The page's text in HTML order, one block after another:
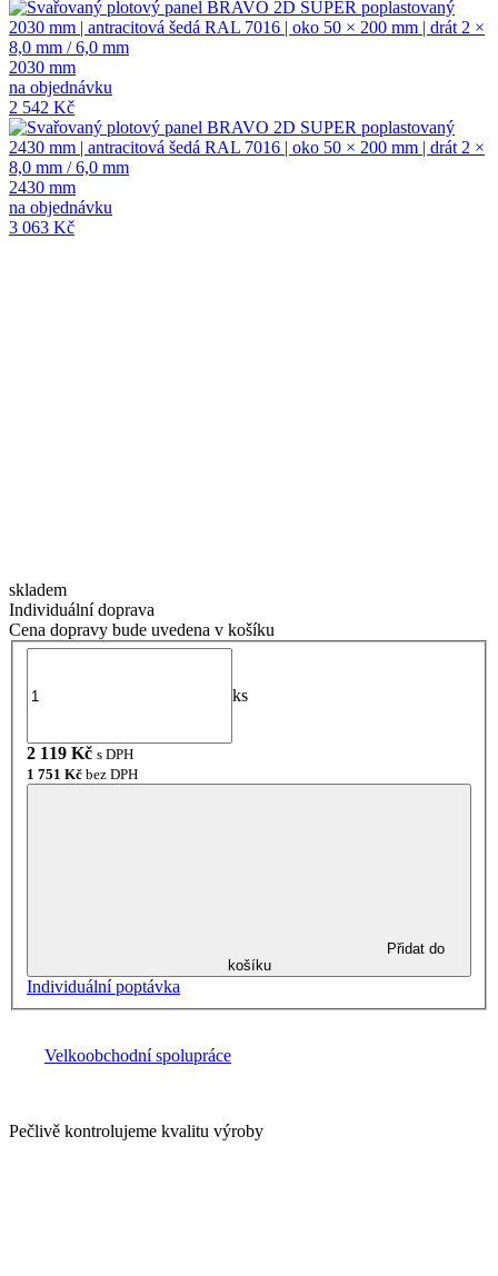
2030 mm
na objednávku
2 542 Kč
2430 mm
na objednávku
3 063 Kč
skladem
Individuální doprava
Cena dopravy bude uvedena v košíku
ks
2 119 Kč s DPH
1 751 Kč bez DPH
Přidat do
košíku
Individuální poptávka
Velkoobchodní spolupráce
Pečlivě kontrolujeme kvalitu výroby